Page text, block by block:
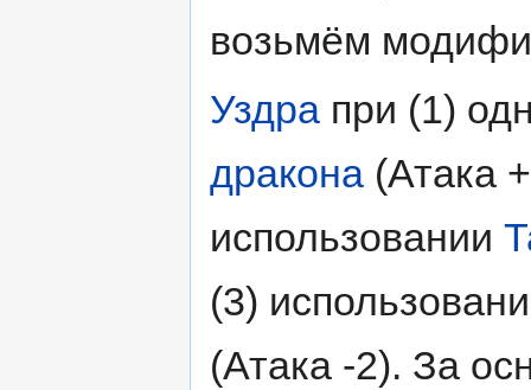
возьмём
Уздра при (1)
дракона (Атака
использовании
(3)
(Атака -2). За